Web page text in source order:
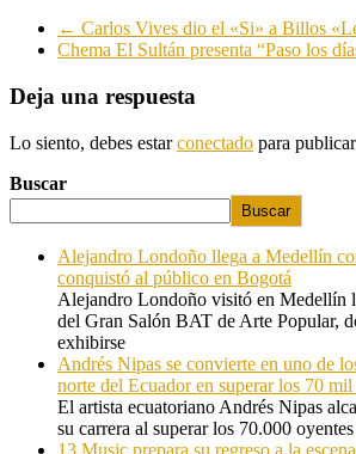
← Carlos Vives dio el «Si» a Billos
Chema El Sultán presenta “Paso los
Deja una respuesta
Lo siento, debes estarconectado para
Buscar
Buscar
Alejandro Londoño llega a Medellín
conquistó al público en Bogotá
Alejandro Londoño visitó en Medellín
del Gran Salón BAT de Arte Popular,
exhibirse
Andrés Nipas se convierte en uno de
norte del Ecuador en superar los 70
El artista ecuatoriano Andrés Nipas
su carrera al superar los 70.000
13 Music prepara su regreso a la